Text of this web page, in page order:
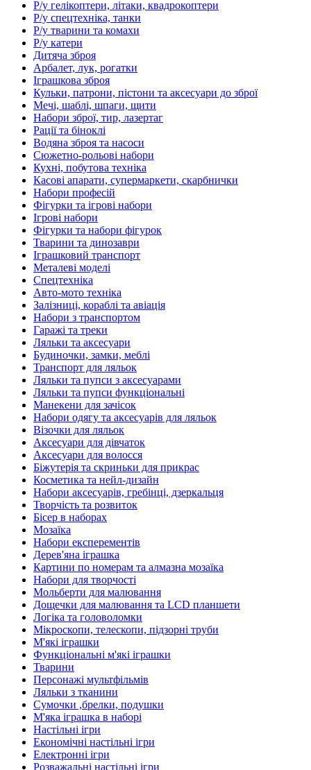
Р/у гелікоптери, літаки, квадрокоптери
Р/у спецтехніка, танки
Р/у тварини та комахи
Р/у катери
Дитяча зброя
Арбалет, лук, рогатки
Іграшкова зброя
Кульки, патрони, пістони та аксесуари до зброї
Мечі, шаблі, шпаги, щити
Набори зброї, тир, лазертаг
Рації та біноклі
Водяна зброя та насоси
Сюжетно-рольові набори
Кухні, побутова техніка
Касові апарати, супермаркети, скарбнички
Набори професій
Фігурки та ігрові набори
Ігрові набори
Фігурки та набори фігурок
Тварини та динозаври
Іграшковий транспорт
Металеві моделі
Спецтехніка
Авто-мото техніка
Залізниці, кораблі та авіація
Набори з транспортом
Гаражі та треки
Ляльки та аксесуари
Будиночки, замки, меблі
Транспорт для ляльок
Ляльки та пупси з аксесуарами
Ляльки та пупси функціональні
Манекени для зачісок
Набори одягу та аксесуарів для ляльок
Візочки для ляльок
Аксесуари для дівчаток
Аксесуари для волосся
Біжутерія та скриньки для прикрас
Косметика та нейл-дизайн
Набори аксесуарів, гребінці, дзеркальця
Творчість та розвиток
Бісер в наборах
Мозаїка
Набори експерементів
Дерев'яна іграшка
Картини по номерам та алмазна мозаїка
Набори для творчості
Мольберти для малювання
Дощечки для малювання та LCD планшети
Логіка та головоломки
Мікроскопи, телескопи, підзорні труби
М'які іграшки
Функціональні м'які іграшки
Тварини
Персонажі мультфільмів
Ляльки з тканини
Сумочки ,брелки, подушки
М'яка іграшка в наборі
Настільні ігри
Економічні настільні ігри
Електронні ігри
Розважальні настільні ігри